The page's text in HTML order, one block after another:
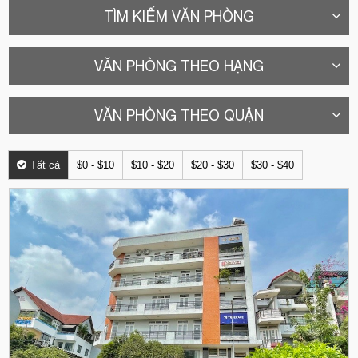
TÌM KIẾM VĂN PHÒNG
VĂN PHÒNG THEO HẠNG
VĂN PHÒNG THEO QUẬN
Tất cả $0 - $10 $10 - $20 $20 - $30 $30 - $40